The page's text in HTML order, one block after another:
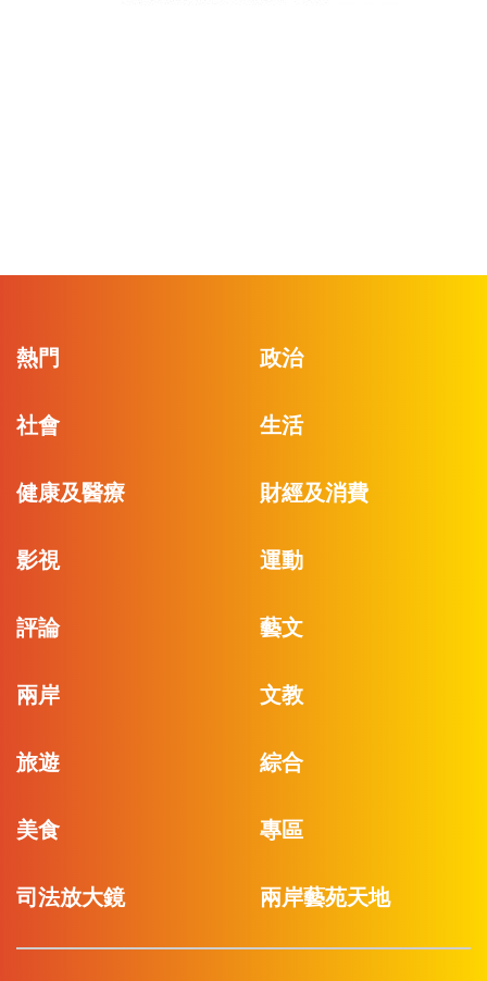
熱門 政治
社會 生活
健康及醫療 財經及消費
影視 運動
評論 藝文
兩岸 文教
旅遊 綜合
美食 專區
司法放大鏡 兩岸藝苑天地